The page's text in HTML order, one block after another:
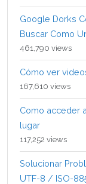
Google Dorks
Buscar Como
461,790 views
Cómo ver
167,610 views
Como acceder
lugar
117,252 views
Solucionar
UTF-8 / ISO-